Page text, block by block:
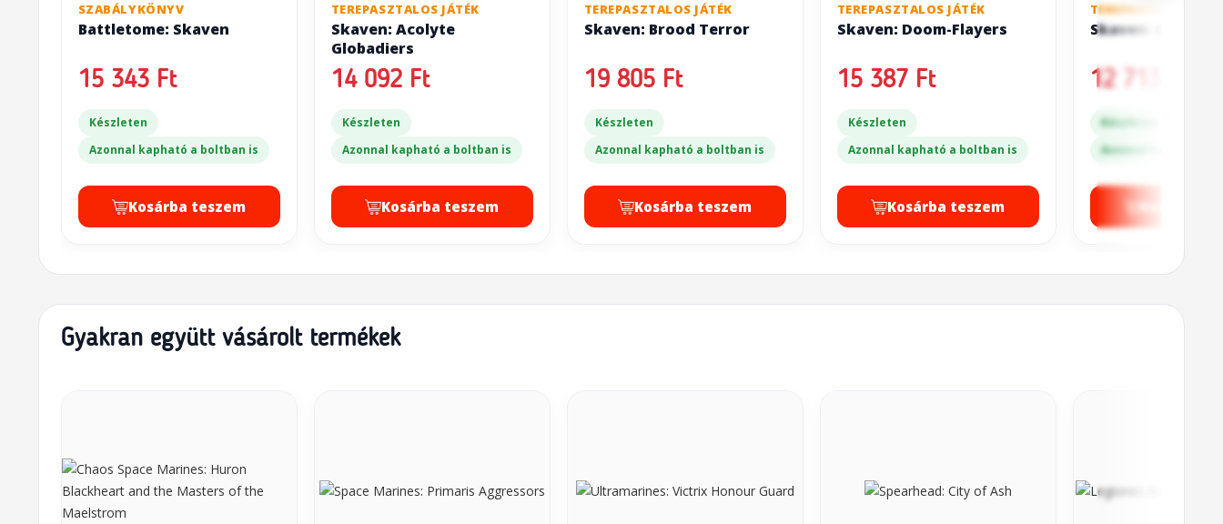
SZABÁLYKÖNYV
Battletome: Skaven
15 343 Ft
Készleten
Azonnal kapható a boltban is
Kosárba teszem
TEREPASZTALOS JÁTÉK
Skaven: Acolyte
Globadiers
14 092 Ft
Készleten
Azonnal kapható a boltban is
Kosárba teszem
TEREPASZTALOS JÁTÉK
Skaven: Brood Terror
19 805 Ft
Készleten
Azonnal kapható a boltban is
Kosárba teszem
TEREPASZTALOS JÁTÉK
Skaven: Doom-Flayers
15 387 Ft
Készleten
Azonnal kapható a boltban is
Kosárba teszem
TEREPASZTALOS
Skaven: Gutter
12 713 Ft
Készleten
Azonnal kapható a
Kosárba
Gyakran együtt vásárolt termékek